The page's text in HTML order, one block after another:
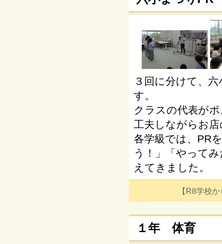
３回に分けて、
す。
クラスの代表が
工夫しながらお
各学級では、PR
う！」「やって
えてきました。
【R8学校
１年 体育